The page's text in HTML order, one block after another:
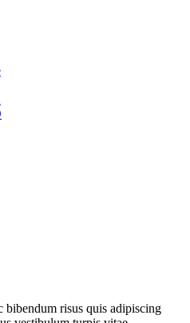
bibendum risus quis adipiscing